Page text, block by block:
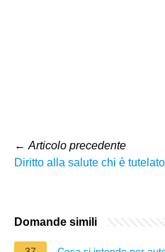
← Articolo precedente
Diritto alla salute chi è
Domande simili